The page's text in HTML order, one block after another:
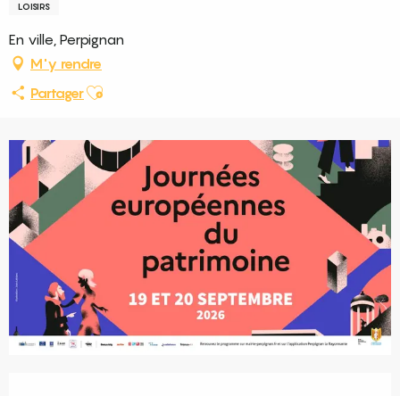
LOISIRS
En ville, Perpignan
M'y rendre
PartagerAjouter aux favoris